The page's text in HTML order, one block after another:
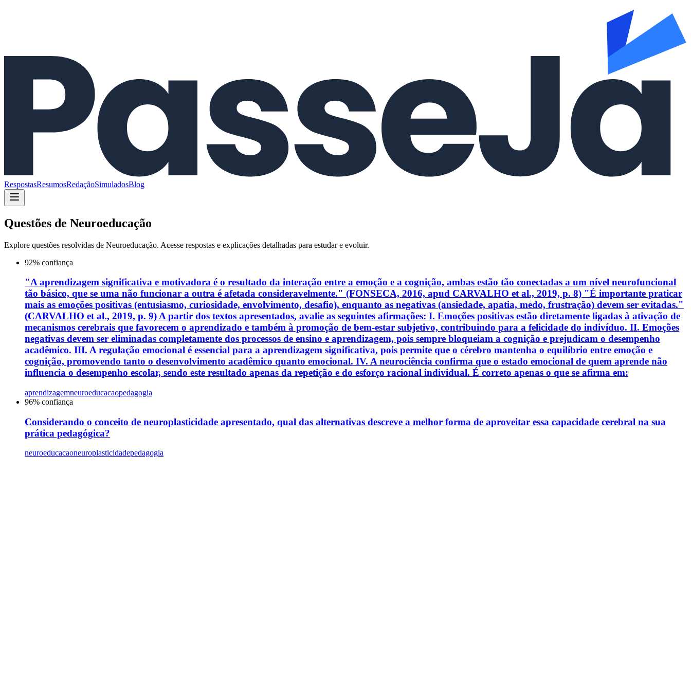
RespostasResumosRedaçãoSimuladosBlog
Questões de Neuroeducação
Explore questões resolvidas de Neuroeducação. Acesse respostas e explicações detalhadas para estudar e evoluir.
92% confiança
"A aprendizagem significativa e motivadora é o resultado da interação entre a emoção e a cognição, ambas estão tão conectadas a um nível neurofuncional
tão básico, que se uma não funcionar a outra é afetada consideravelmente." (FONSECA, 2016, apud CARVALHO et al., 2019, p. 8) "É importante praticar
mais as emoções positivas (entusiasmo, curiosidade, envolvimento, desafio), enquanto as negativas (ansiedade, apatia, medo, frustração) devem ser evitadas."
(CARVALHO et al., 2019, p. 9) A partir dos textos apresentados, avalie as seguintes afirmações: I. Emoções positivas estão diretamente ligadas à ativação de
mecanismos cerebrais que favorecem o aprendizado e também à promoção de bem-estar subjetivo, contribuindo para a felicidade do indivíduo. II. Emoções
negativas devem ser eliminadas completamente dos processos de ensino e aprendizagem, pois sempre bloqueiam a cognição e prejudicam o desempenho
acadêmico. III. A regulação emocional é essencial para a aprendizagem significativa, pois permite que o cérebro mantenha o equilíbrio entre emoção e
cognição, promovendo tanto o desenvolvimento acadêmico quanto emocional. IV. A neurociência confirma que o estado emocional de quem aprende não
influencia o desempenho escolar, sendo este resultado apenas da repetição e do esforço racional individual. É correto apenas o que se afirma em:
aprendizagemneuroeducacaopedagogia
96% confiança
Considerando o conceito de neuroplasticidade apresentado, qual das alternativas descreve a melhor forma de aproveitar essa capacidade cerebral na sua
prática pedagógica?
neuroeducacaoneuroplasticidadepedagogia